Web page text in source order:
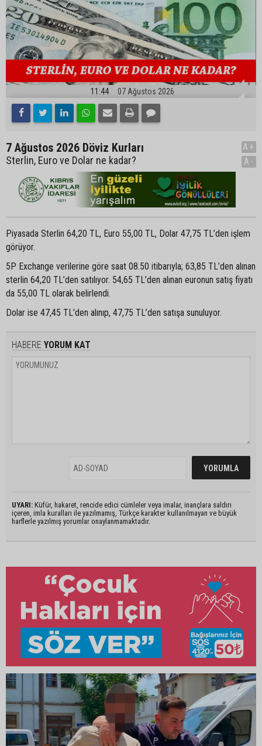
11:44 07 Ağustos 2026
7 Ağustos 2026 Döviz Kurları
Sterlin, Euro ve Dolar ne kadar?
A+
A-
Piyasada Sterlin 64,20 TL, Euro 55,00 TL, Dolar 47,75 TL’den işlem
görüyor.
5P Exchange verilerine göre saat 08.50 itibarıyla; 63,85 TL’den alınan
sterlin 64,20 TL’den satılıyor. 54,65 TL’den alınan euronun satış fiyatı
da 55,00 TL olarak belirlendi.
Dolar ise 47,45 TL’den alınıp, 47,75 TL’den satışa sunuluyor.
HABERE YORUM KAT
UYARI: Küfür, hakaret, rencide edici cümleler veya imalar, inançlara saldırı
içeren, imla kuralları ile yazılmamış, Türkçe karakter kullanılmayan ve büyük
harflerle yazılmış yorumlar onaylanmamaktadır.